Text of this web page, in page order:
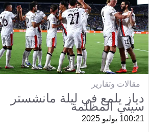
مقالات وتقارير
دياز يلمع في ليلة مانشستر
سيتي المظلمة
00:211 يوليو 2025